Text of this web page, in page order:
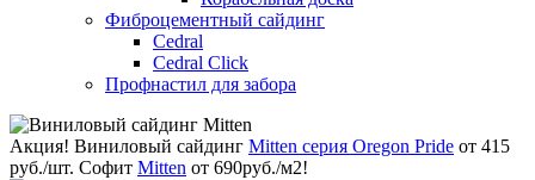
Фиброцементный сайдинг
Cedral
Cedral Click
Профнастил для забора
Акция! Виниловый сайдинг Mitten серия Oregon Pride от 415
руб./шт. Софит Mitten от 690руб./м2!